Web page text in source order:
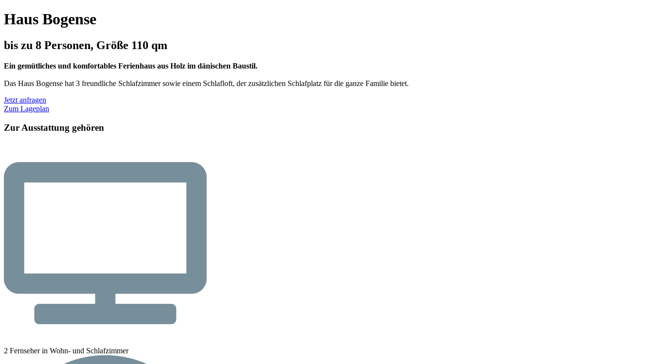
Haus Bogense
bis zu 8 Personen, Größe 110 qm
Ein gemütliches und komfortables Ferienhaus aus Holz im dänischen Baustil.
Das Haus Bogense hat 3 freundliche Schlafzimmer sowie einem Schlafloft, der zusätzlichen Schlafplatz für die ganze Familie bietet.
Jetzt anfragen
Zum Lageplan
Zur Ausstattung gehören
2 Fernseher in Wohn- und Schlafzimmer